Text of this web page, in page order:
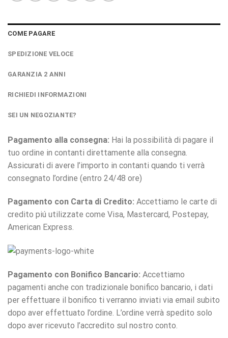
COME PAGARE
SPEDIZIONE VELOCE
GARANZIA 2 ANNI
RICHIEDI INFORMAZIONI
SEI UN NEGOZIANTE?
Pagamento alla consegna: Hai la possibilità di pagare il
tuo ordine in contanti direttamente alla consegna.
Assicurati di avere l’importo in contanti quando ti verrà
consegnato l’ordine (entro 24/48 ore)
Pagamento con Carta di Credito: Accettiamo le carte di
credito piú utilizzate come Visa, Mastercard, Postepay,
American Express.
Pagamento con Bonifico Bancario: Accettiamo
pagamenti anche con tradizionale bonifico bancario, i dati
per effettuare il bonifico ti verranno inviati via email subito
dopo aver effettuato l’ordine. L’ordine verrà spedito solo
dopo aver ricevuto l’accredito sul nostro conto.